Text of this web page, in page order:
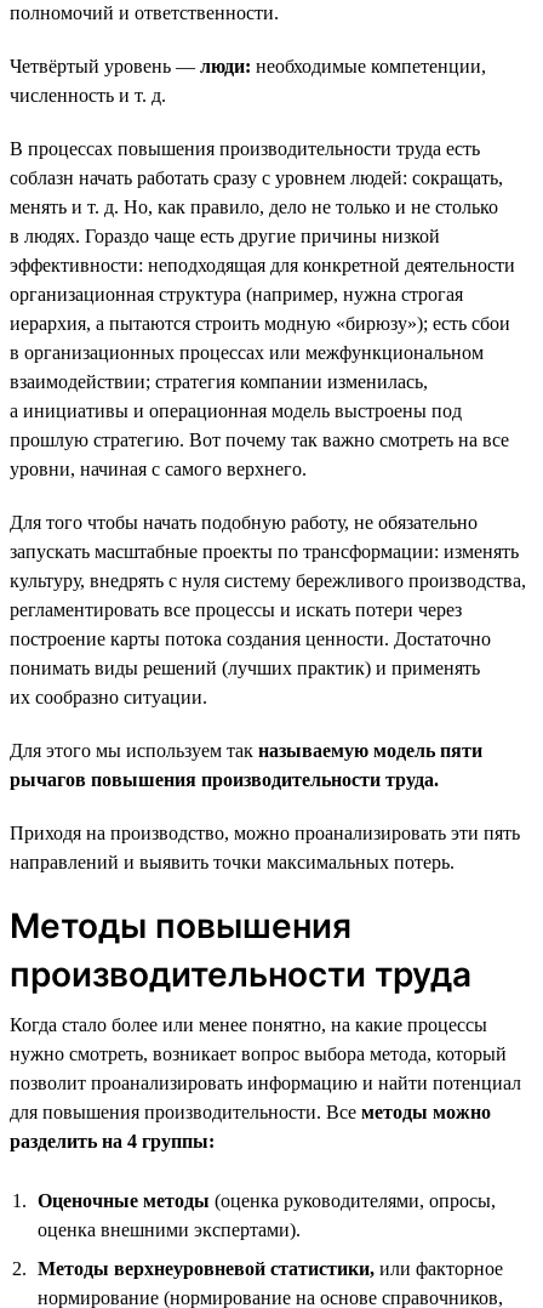
полномочий и ответственности.
Четвёртый уровень — люди: необходимые компетенции,
численность и т. д.
В процессах повышения производительности труда есть
соблазн начать работать сразу с уровнем людей: сокращать,
менять и т. д. Но, как правило, дело не только и не столько
в людях. Гораздо чаще есть другие причины низкой
эффективности: неподходящая для конкретной деятельности
организационная структура (например, нужна строгая
иерархия, а пытаются строить модную «бирюзу»); есть сбои
в организационных процессах или межфункциональном
взаимодействии; стратегия компании изменилась,
а инициативы и операционная модель выстроены под
прошлую стратегию. Вот почему так важно смотреть на все
уровни, начиная с самого верхнего.
Для того чтобы начать подобную работу, не обязательно
запускать масштабные проекты по трансформации: изменять
культуру, внедрять с нуля систему бережливого производства,
регламентировать все процессы и искать потери через
построение карты потока создания ценности. Достаточно
понимать виды решений (лучших практик) и применять
их сообразно ситуации.
Для этого мы используем так называемую модель пяти
рычагов повышения производительности труда.
Приходя на производство, можно проанализировать эти пять
направлений и выявить точки максимальных потерь.
Методы повышения
производительности труда
Когда стало более или менее понятно, на какие процессы
нужно смотреть, возникает вопрос выбора метода, который
позволит проанализировать информацию и найти потенциал
для повышения производительности. Все методы можно
разделить на 4 группы:
Оценочные методы (оценка руководителями, опросы,
оценка внешними экспертами).
Методы верхнеуровневой статистики, или факторное
нормирование (нормирование на основе справочников,